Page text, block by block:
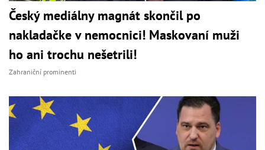
Český mediálny magnát skončil po
nakladačke v nemocnici! Maskovaní muži
ho ani trochu nešetrili!
Zahraniční prominenti